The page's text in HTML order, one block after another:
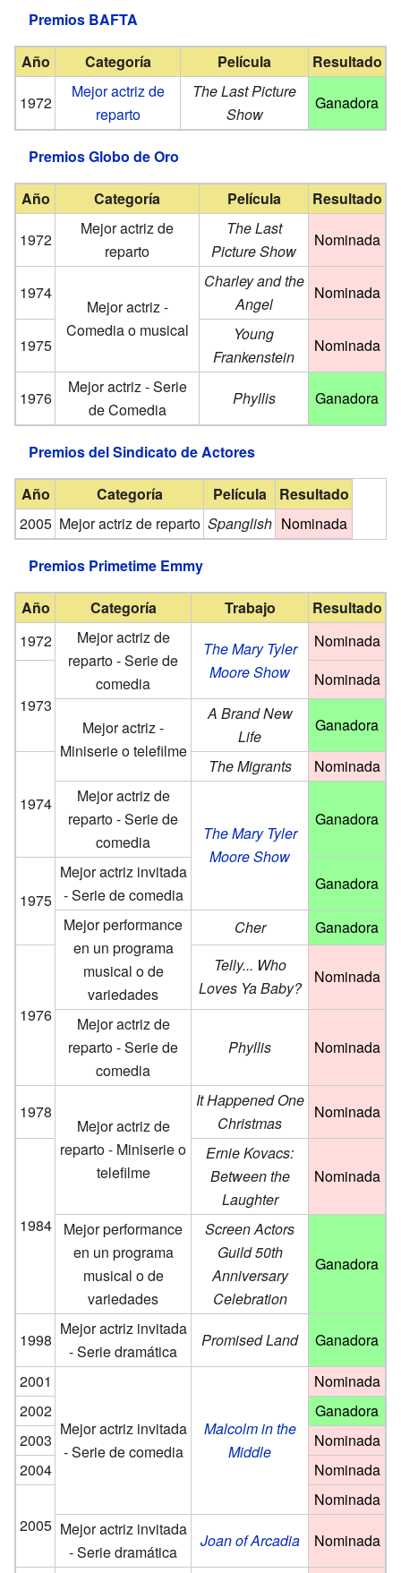
Premios BAFTA
Año Categoría Película
Resultado
1972
Mejor actriz de
reparto
The Last Picture
Show
Ganadora
Premios Globo de Oro
Año Categoría Película
Resultado
1972
Mejor actriz de
reparto
The Last
Picture Show
Nominada
1974
Mejor actriz -
Comedia o musical
Charley and the
Angel
Nominada
1975
Young
Frankenstein
Nominada
1976
Mejor actriz - Serie
de Comedia
Phyllis Ganadora
Premios del Sindicato de Actores
Año Categoría Película
Resultado
2005 Mejor actriz de reparto Spanglish Nominada
Premios Primetime Emmy
Año Categoría Trabajo
Resultado
1972
Mejor actriz de
reparto - Serie de
comedia
The Mary Tyler
Moore Show
Nominada
1973
Nominada
Mejor actriz -
Miniserie o telefilme
A Brand New
Life
Ganadora
1974
The Migrants
Nominada
Mejor actriz de
reparto - Serie de
comedia
The Mary Tyler
Moore Show
Ganadora
1975
Mejor actriz invitada
- Serie de comedia
Ganadora
Mejor performance
en un programa
musical o de
variedades
Cher Ganadora
1976
Telly... Who
Loves Ya Baby?
Nominada
Mejor actriz de
reparto - Serie de
comedia
Phyllis Nominada
1978
Mejor actriz de
reparto - Miniserie o
telefilme
It Happened One
Christmas
Nominada
1984
Ernie Kovacs:
Between the
Laughter
Nominada
Mejor performance
en un programa
musical o de
variedades
Screen Actors
Guild 50th
Anniversary
Celebration
Ganadora
1998
Mejor actriz invitada
- Serie dramática
Promised Land
Ganadora
2001
Mejor actriz invitada
- Serie de comedia
Malcolm in the
Middle
Nominada
2002
Ganadora
2003
Nominada
2004
Nominada
2005
Nominada
Mejor actriz invitada
- Serie dramática
Joan of Arcadia Nominada